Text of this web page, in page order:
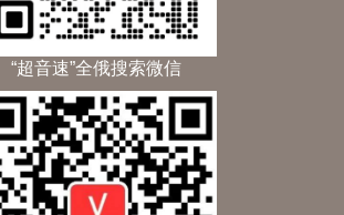
“超音速”全俄搜索微信